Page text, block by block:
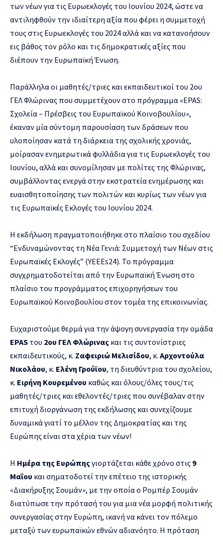
των νέων για τις Ευρωεκλογές του Ιουνίου 2024, ώστε να
αντιληφθούν την ιδιαίτερη αξία που φέρει η συμμετοχή
τους στις Ευρωεκλογές του 2024 αλλά και να κατανοήσουν
εις βάθος τον ρόλο και τις δημοκρατικές αξίες που
διέπουν την Ευρωπαϊκή Ένωση.
Παράλληλα οι μαθητές/τριες και εκπαιδευτικοί του 2ου
ΓΕΛ Φλώρινας που συμμετέχουν στο πρόγραμμα «EPAS:
Σχολεία – Πρέσβεις του Ευρωπαϊκού Κοινοβουλίου»,
έκαναν μία σύντομη παρουσίαση των δράσεων που
υλοποίησαν κατά τη διάρκεια της σχολικής χρονιάς,
μοίρασαν ενημερωτικά φυλλάδια για τις Ευρωεκλογές του
Ιουνίου, αλλά και συνομίλησαν με πολίτες της Φλώρινας,
συμβάλλοντας ενεργά στην εκστρατεία ενημέρωσης και
ευαισθητοποίησης των πολιτών και κυρίως των νέων για
τις Ευρωπαϊκές Εκλογές του Ιουνίου 2024.
Η εκδήλωση πραγματοποιήθηκε στο πλαίσιο του σχεδίου
“Ενδυναμώνοντας τη Νέα Γενιά: Συμμετοχή των Νέων στις
Ευρωπαϊκές Εκλογές” (YEEEs24). Το πρόγραμμα
συγχρηματοδοτείται από την Ευρωπαϊκή Ένωση στο
πλαίσιο του προγράμματος επιχορηγήσεων του
Ευρωπαϊκού Κοινοβουλίου στον τομέα της επικοινωνίας.
Ευχαριστούμε θερμά για την άψογη συνεργασία την ομάδα
EPAS του 2ου ΓΕΛ Φλώρινας και τις συντονίστριες
εκπαιδευτικούς, κ. Ζαφειριώ Μελισίδου, κ. Αρχοντούλα
Νικολάου, κ. Ελένη Γρούϊου, τη διευθύντρια του σχολείου,
κ. Ειρήνη Κουρεμένου καθώς και όλους/όλες τους/τις
μαθητές/τριες και εθελοντές/τριες που συνέβαλαν στην
επιτυχή διοργάνωση της εκδήλωσης και συνεχίζουμε
δυναμικά γιατί το μέλλον της Δημοκρατίας και της
Ευρώπης είναι στα χέρια των νέων!
Η Ημέρα της Ευρώπηςγιορτάζεται κάθε χρόνο στις 9
Μαΐου και σηματοδοτεί την επέτειο της ιστορικής
«Διακήρυξης Σουμάν», με την οποία ο Ρομπέρ Σουμάν
διατύπωσε την πρότασή του για μια νέα μορφή πολιτικής
συνεργασίας στην Ευρώπη, ικανή να κάνει τον πόλεμο
μεταξύ των ευρωπαϊκών εθνών αδιανόητο. Η πρόταση